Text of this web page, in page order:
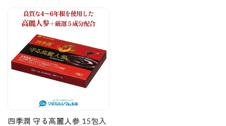
四季潤 守る高麗人参 15包入